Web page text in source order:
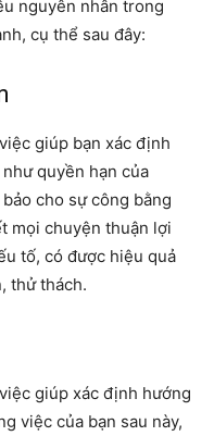
nguyên nhân trong
cụ thể sau đây:
giúp bạn xác định
quyền hạn của
cho sự công bằng
mọi chuyện thuận lợi
tố, có được hiệu quả
thử thách.
giúp xác định hướng
việc của bạn sau này,